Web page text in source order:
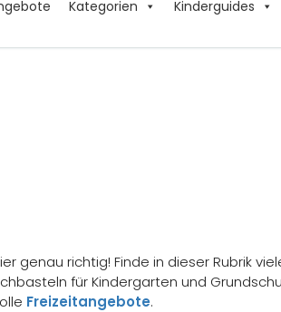
Kategorien Kinderguides
genau richtig! Finde in dieser Rubrik
für Kindergarten und
Freizeitangebote.